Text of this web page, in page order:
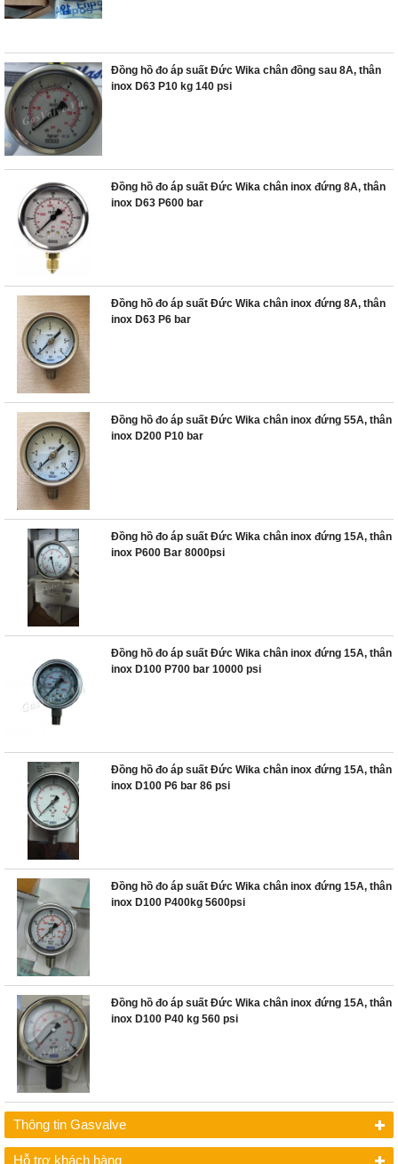
Đồng hồ đo áp suất Đức Wika chân đồng sau 8A, thân
inox D63 P10 kg 140 psi
Đồng hồ đo áp suất Đức Wika chân inox đứng 8A, thân
inox D63 P600 bar
Đồng hồ đo áp suất Đức Wika chân inox đứng 8A, thân
inox D63 P6 bar
Đồng hồ đo áp suất Đức Wika chân inox đứng 55A, thân
inox D200 P10 bar
Đồng hồ đo áp suất Đức Wika chân inox đứng 15A, thân
inox P600 Bar 8000psi
Đồng hồ đo áp suất Đức Wika chân inox đứng 15A, thân
inox D100 P700 bar 10000 psi
Đồng hồ đo áp suất Đức Wika chân inox đứng 15A, thân
inox D100 P6 bar 86 psi
Đồng hồ đo áp suất Đức Wika chân inox đứng 15A, thân
inox D100 P400kg 5600psi
Đồng hồ đo áp suất Đức Wika chân inox đứng 15A, thân
inox D100 P40 kg 560 psi
Thông tin Gasvalve
Hỗ trợ khách hàng